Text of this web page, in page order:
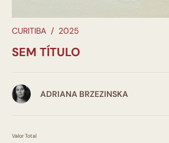
CURITIBA / 2025
SEM TÍTULO
ADRIANA BRZEZINSKA
Valor Total